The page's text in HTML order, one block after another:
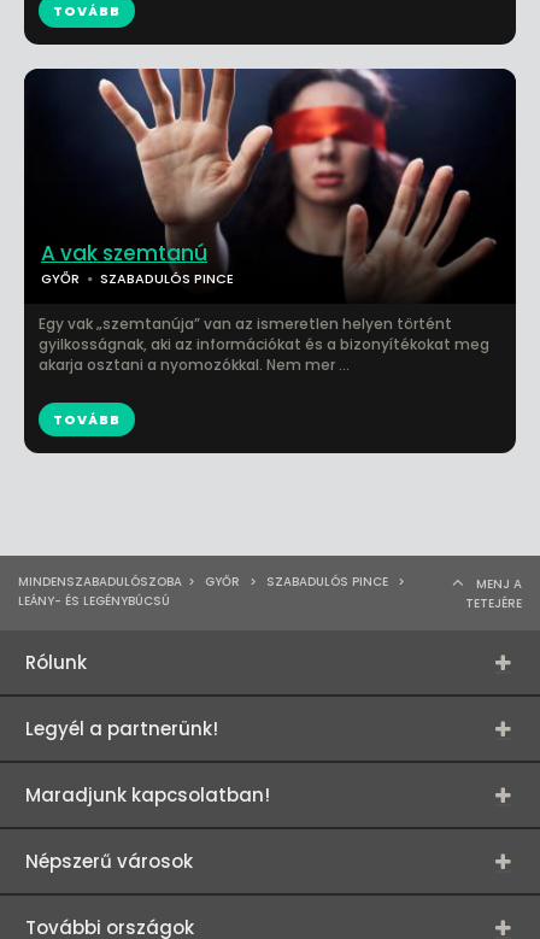
TOVÁBB
A vak szemtanú
GYŐR SZABADULÓS PINCE
Egy vak „szemtanúja” van az ismeretlen helyen történt
gyilkosságnak, aki az információkat és a bizonyítékokat meg
akarja osztani a nyomozókkal. Nem mer ...
TOVÁBB
MINDENSZABADULÓSZOBA > GYŐR > SZABADULÓS PINCE >
LEÁNY- ÉS LEGÉNYBÚCSÚ
MENJ A
TETEJÉRE
Rólunk
Legyél a partnerünk!
Maradjunk kapcsolatban!
Népszerű városok
További országok